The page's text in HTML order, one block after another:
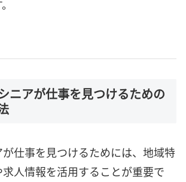
ニアが仕事を見つけるための
仕事を見つけるためには、地域特
人情報を活用することが重要で